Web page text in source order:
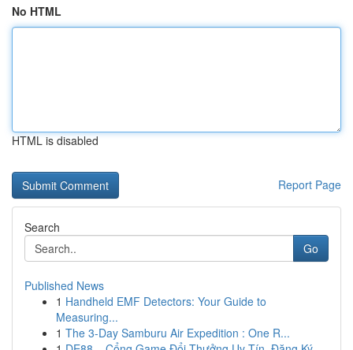
No HTML
HTML is disabled
Report Page
Search
Go
Published News
1 Handheld EMF Detectors: Your Guide to
Measuring...
1 The 3-Day Samburu Air Expedition : One R...